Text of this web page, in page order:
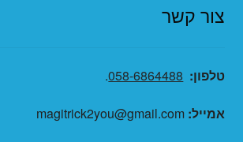
צור קשר
טלפון: 058-6864488
.
אמייל: